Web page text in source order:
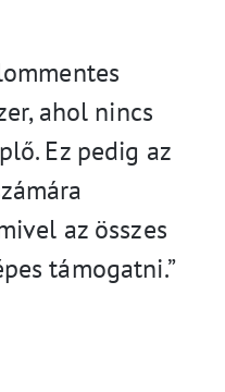
ahol nincs
Ez pedig az
az összes
támogatni.”